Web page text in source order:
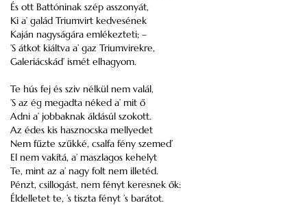
És ott Battóninak szép asszonyát,
Ki a’ galád Triumvirt kedvesének
Kaján nagyságára emlékezteti; –
’S átkot kiáltva a’ gaz Triumvirekre,
Galeriácskád’ ismét elhagyom.
Te hús fej és sziv nélkül nem valál,
’S az ég megadta néked a’ mit ő
Adni a’ jobbaknak áldásúl szokott.
Az édes kis hasznocska mellyedet
Nem fűzte szűkké, csalfa fény szemed’
El nem vakítá, a’ maszlagos kehelyt
Te, mint az a’ nagy folt nem illetéd.
Pénzt, csillogást, nem fényt keresnek ők:
Éldelletet te, ’s tiszta fényt ’s barátot.